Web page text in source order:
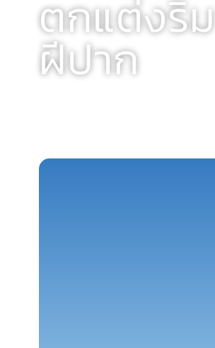
ตกแต่งริม
ฝีปาก